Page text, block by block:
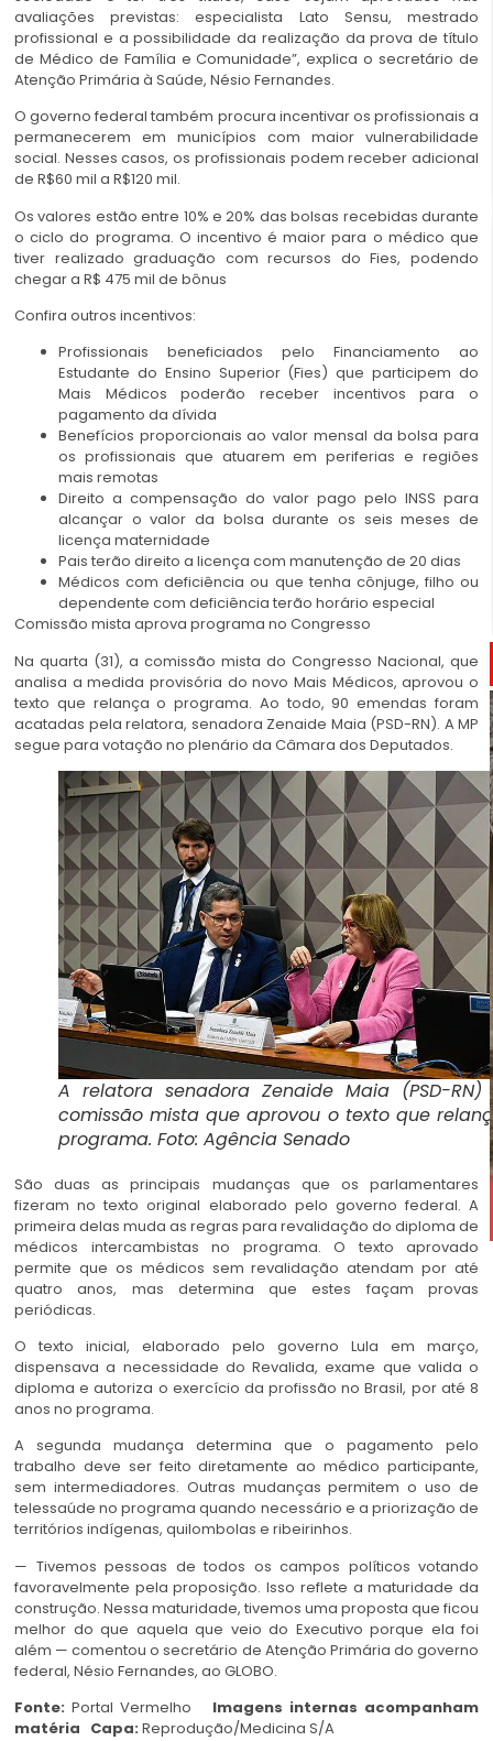
avaliações previstas: especialista Lato Sensu, mestrado
profissional e a possibilidade da realização da prova de título
de Médico de Família e Comunidade”, explica o secretário de
Atenção Primária à Saúde, Nésio Fernandes.
O governo federal também procura incentivar os profissionais a
permanecerem em municípios com maior vulnerabilidade
social. Nesses casos, os profissionais podem receber adicional
de R$60 mil a R$120 mil.
Os valores estão entre 10% e 20% das bolsas recebidas durante
o ciclo do programa. O incentivo é maior para o médico que
tiver realizado graduação com recursos do Fies, podendo
chegar a R$ 475 mil de bônus
Confira outros incentivos:
Profissionais beneficiados pelo Financiamento ao
Estudante do Ensino Superior (Fies) que participem do
Mais Médicos poderão receber incentivos para o
pagamento da dívida
Benefícios proporcionais ao valor mensal da bolsa para
os profissionais que atuarem em periferias e regiões
mais remotas
Direito a compensação do valor pago pelo INSS para
alcançar o valor da bolsa durante os seis meses de
licença maternidade
Pais terão direito a licença com manutenção de 20 dias
Médicos com deficiência ou que tenha cônjuge, filho ou
dependente com deficiência terão horário especial
Comissão mista aprova programa no Congresso
Na quarta (31), a comissão mista do Congresso Nacional, que
analisa a medida provisória do novo Mais Médicos, aprovou o
texto que relança o programa. Ao todo, 90 emendas foram
acatadas pela relatora, senadora Zenaide Maia (PSD-RN). A MP
segue para votação no plenário da Câmara dos Deputados.
A relatora senadora Zenaide Maia (PSD-RN)
comissão mista que aprovou o texto que
programa. Foto: Agência Senado
São duas as principais mudanças que os parlamentares
fizeram no texto original elaborado pelo governo federal. A
primeira delas muda as regras para revalidação do diploma de
médicos intercambistas no programa. O texto aprovado
permite que os médicos sem revalidação atendam por até
quatro anos, mas determina que estes façam provas
periódicas.
O texto inicial, elaborado pelo governo Lula em março,
dispensava a necessidade do Revalida, exame que valida o
diploma e autoriza o exercício da profissão no Brasil, por até 8
anos no programa.
A segunda mudança determina que o pagamento pelo
trabalho deve ser feito diretamente ao médico participante,
sem intermediadores. Outras mudanças permitem o uso de
telessaúde no programa quando necessário e a priorização de
territórios indígenas, quilombolas e ribeirinhos.
— Tivemos pessoas de todos os campos políticos votando
favoravelmente pela proposição. Isso reflete a maturidade da
construção. Nessa maturidade, tivemos uma proposta que ficou
melhor do que aquela que veio do Executivo porque ela foi
além — comentou o secretário de Atenção Primária do governo
federal, Nésio Fernandes, ao GLOBO.
Fonte: Portal Vermelho Imagens internas acompanham
matéria Capa: Reprodução/Medicina S/A